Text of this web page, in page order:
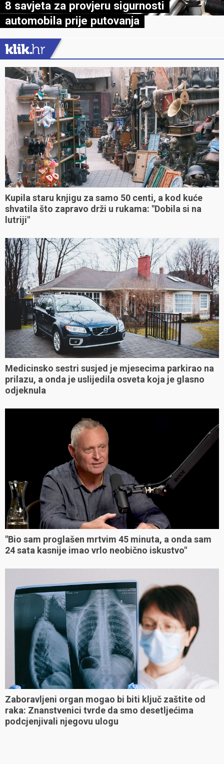
8 savjeta za provjeru sigurnosti
automobila prije putovanja
Kupila staru knjigu za samo 50 centi, a kod kuće
shvatila što zapravo drži u rukama: "Dobila si na
lutriji"
Medicinsko sestri susjed je mjesecima parkirao na
prilazu, a onda je uslijedila osveta koja je glasno
odjeknula
"Bio sam proglašen mrtvim 45 minuta, a onda sam
24 sata kasnije imao vrlo neobično iskustvo"
Zaboravljeni organ mogao bi biti ključ zaštite od
raka: Znanstvenici tvrde da smo desetljećima
podcjenjivali njegovu ulogu